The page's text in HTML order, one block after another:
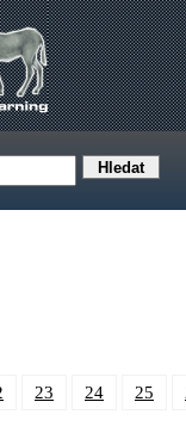
23 24 25